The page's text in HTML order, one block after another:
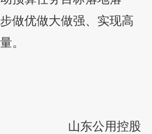
做优做大做强、实现高
。
山东公用控股